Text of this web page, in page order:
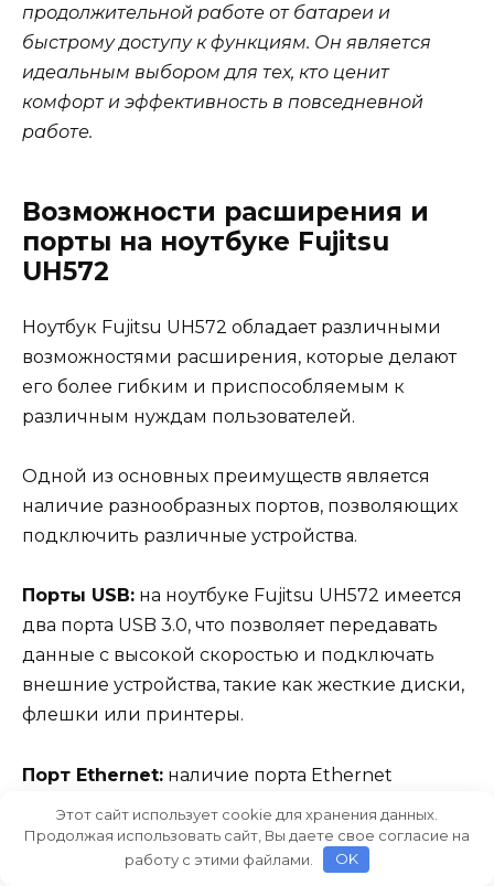
продолжительной работе от батареи и
быстрому доступу к функциям. Он является
идеальным выбором для тех, кто ценит
комфорт и эффективность в повседневной
работе.
Возможности расширения и
порты на ноутбуке Fujitsu
UH572
Ноутбук Fujitsu UH572 обладает различными
возможностями расширения, которые делают
его более гибким и приспособляемым к
различным нуждам пользователей.
Одной из основных преимуществ является
наличие разнообразных портов, позволяющих
подключить различные устройства.
Порты USB: на ноутбуке Fujitsu UH572 имеется
два порта USB 3.0, что позволяет передавать
данные с высокой скоростью и подключать
внешние устройства, такие как жесткие диски,
флешки или принтеры.
Порт Ethernet: наличие порта Ethernet
позволяет подключаться к сети интернет через
проводное соединение, обеспечивая
стабильное и быстрое соединение.
Этот сайт использует cookie для хранения данных.
Продолжая использовать сайт, Вы даете свое согласие на
работу с этими файлами.
OK